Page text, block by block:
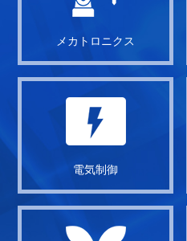
メカトロニクス
電気制御